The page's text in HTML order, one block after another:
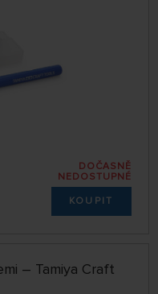
DOČASNĚ
NEDOSTUPNÉ
KOUPIT
– Tamiya Craft